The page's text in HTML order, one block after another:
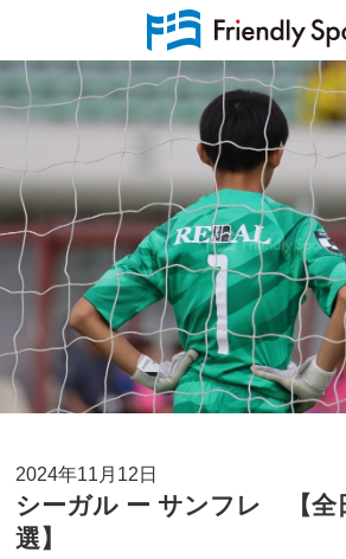
2024年11月12日
シーガル ー サンフレ 【全
選】